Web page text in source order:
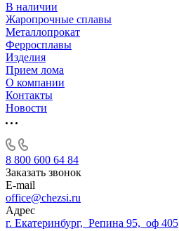
В наличии
Жаропрочные сплавы
Металлопрокат
Ферросплавы
Изделия
Прием лома
О компании
Контакты
Новости
8 800 600 64 84
Заказать звонок
E-mail
office@chezsi.ru
Адрес
г. Екатеринбург, Репина 95, оф 405